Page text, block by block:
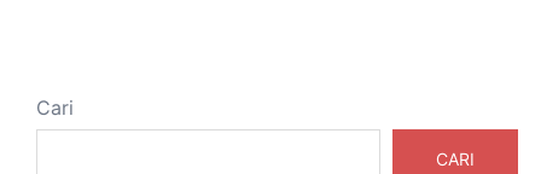
Cari
CARI